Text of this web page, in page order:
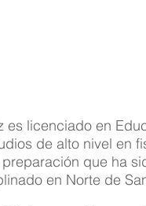
es licenciado en
de alto nivel en
que ha
en Norte de